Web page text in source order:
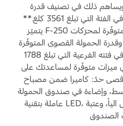
- ويساهم ذلك في تصنيف قدرة
الحمولة القصوى الفضلى في الفئة التي تبلغ 3561 كلغ.**
يتميّز F-250 بتصنيف قدرة الحمولة المتوفّرة لمحرّكات
التي تبلغ 1933 كلغ وقدرة الحمولة القصوى المتوفّرة
لمحرّكات الديزل الفضلى في فئته الفرعية التي تبلغ 1788
متوفّرة لمساعدتك على
أقصى حدّ: كاميرا ضمن مصباح
وإضاءة في صندوق الحمولة
عاملة بتقنية LED، وباب صندوق قابل للإقفال آلياً، وعتبة